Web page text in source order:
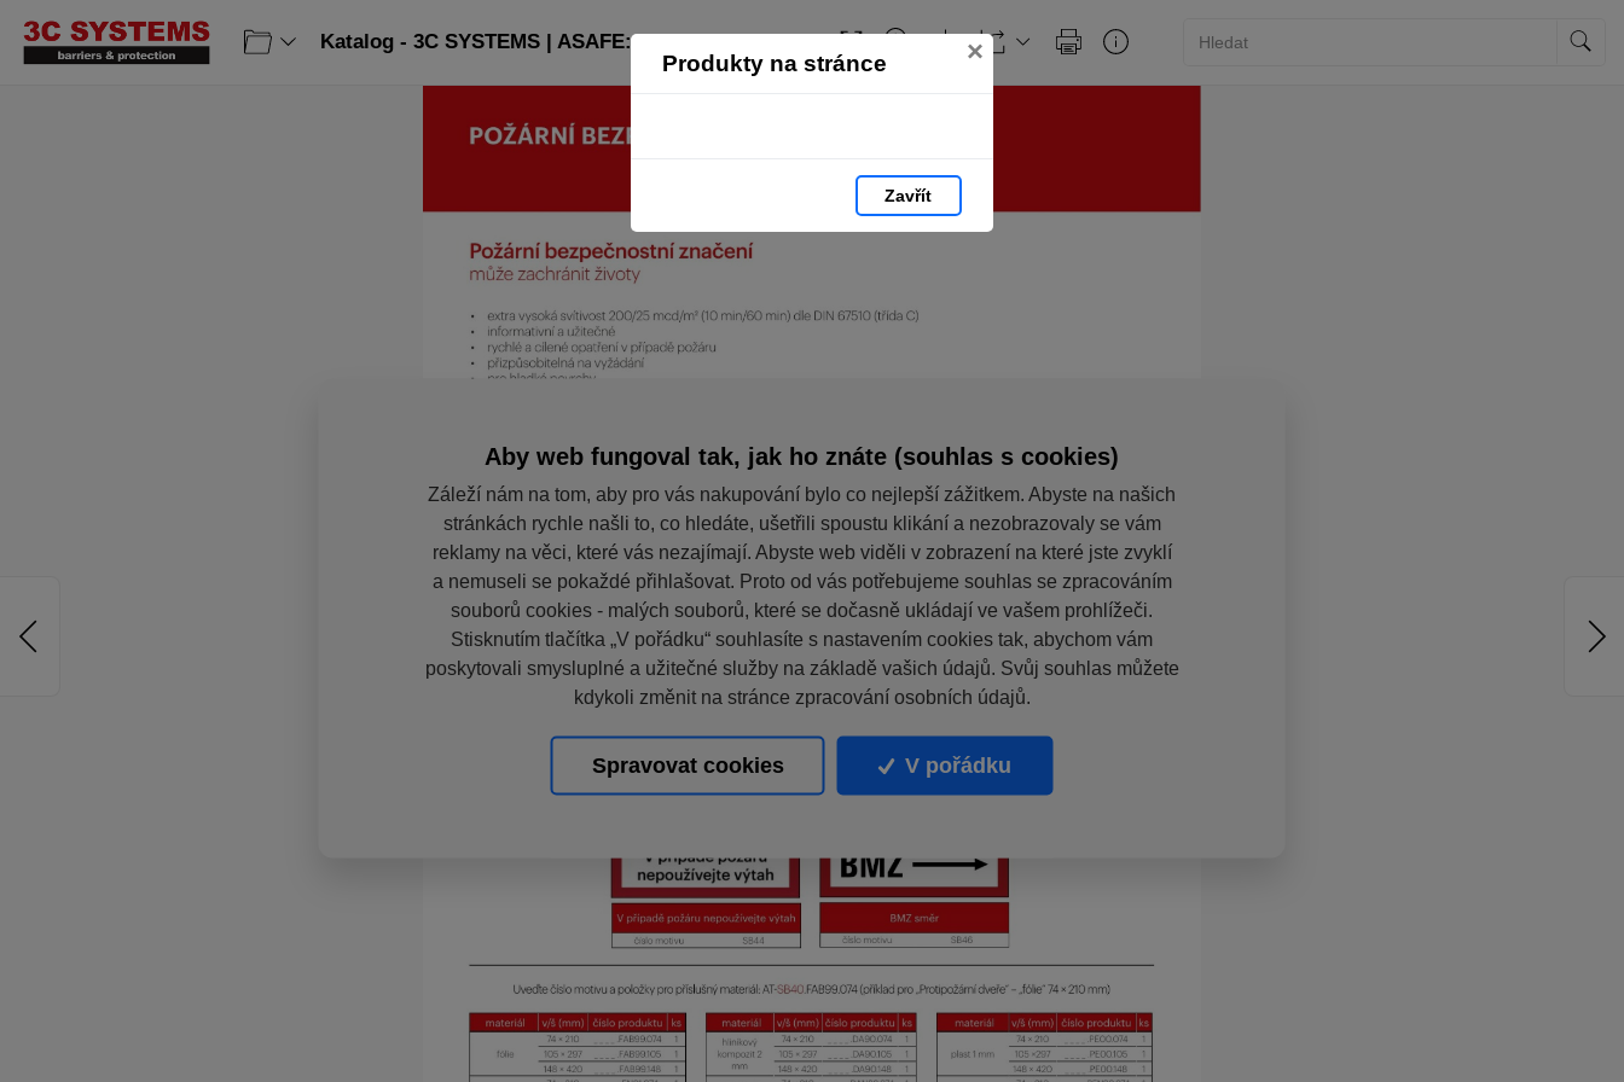
Produkty na stránce ×
Zavřít
Katalog - 3C SYSTEMS | ASAFE: strana 88
Aby web fungoval tak, jak ho znáte (souhlas s cookies)
Záleží nám na tom, aby pro vás nakupování bylo co nejlepší zážitkem. Abyste na našich
stránkách rychle našli to, co hledáte, ušetřili spoustu klikání a nezobrazovaly se vám
reklamy na věci, které vás nezajímají. Abyste web viděli v zobrazení na které jste zvyklí
a nemuseli se pokaždé přihlašovat. Proto od vás potřebujeme souhlas se zpracováním
souborů cookies - malých souborů, které se dočasně ukládají ve vašem prohlížeči.
Stisknutím tlačítka „V pořádku“ souhlasíte s nastavením cookies tak, abychom vám
poskytovali smysluplné a užitečné služby na základě vašich údajů. Svůj souhlas můžete
kdykoli změnit na stránce zpracování osobních údajů.
Spravovat cookies V pořádku